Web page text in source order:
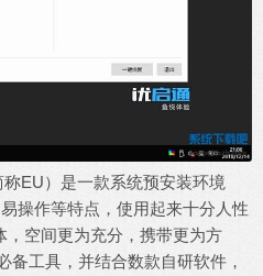
EU）是一款系统预安装环境
操作等特点，使用起来十分人性
，空间更为充分，携带更为方
备工具，并结合数款自研软件，